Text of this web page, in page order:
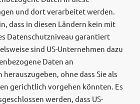
und dort verarbeitet werden.
dass in diesen Ländern kein mit
Datenschutzniveau garantiert
sind US-Unternehmen dazu
Daten an
ohne dass Sie als
gerichtlich vorgehen könnten. Es
werden, dass US-